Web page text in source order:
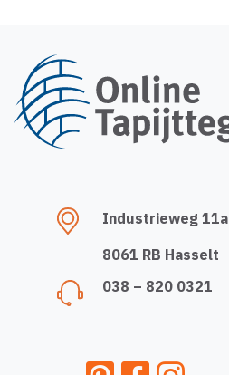
Industrieweg 11a
8061 RB Hasselt
038 – 820 0321